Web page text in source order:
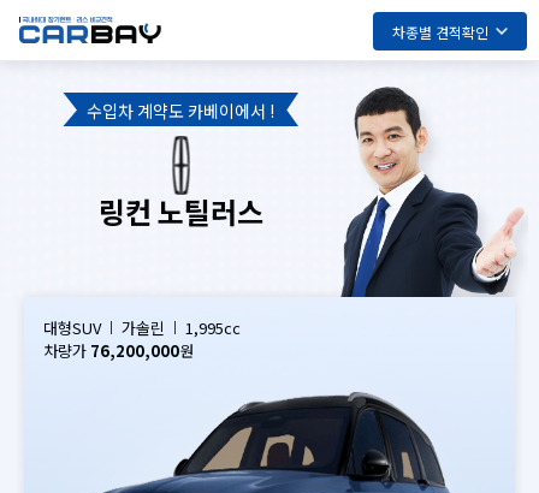
차종별 견적확인
수입차 계약도 카베이에서 !
링컨 노틸러스
대형SUV 가솔린
1,995cc
차량가 76,200,000원